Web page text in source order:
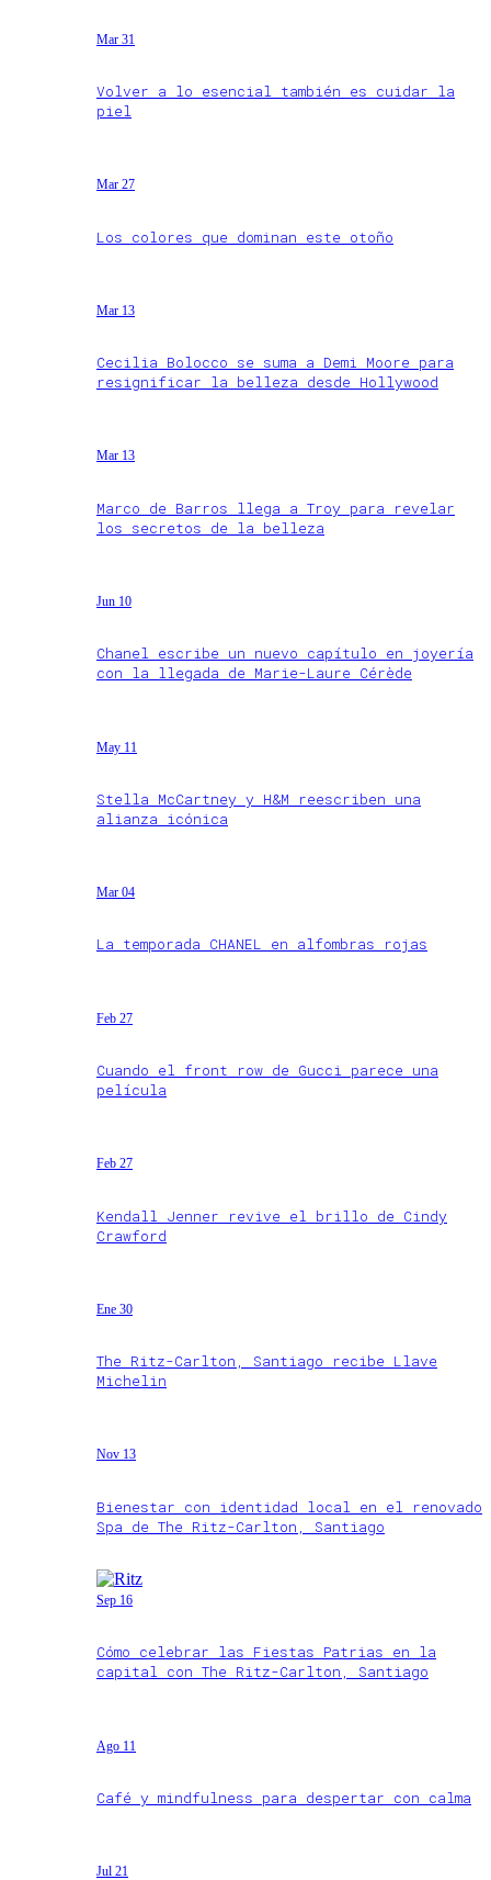
Mar 31
Volver a lo esencial también es cuidar la
piel
Mar 27
Los colores que dominan este otoño
Mar 13
Cecilia Bolocco se suma a Demi Moore para
resignificar la belleza desde Hollywood
Mar 13
Marco de Barros llega a Troy para revelar
los secretos de la belleza
Jun 10
Chanel escribe un nuevo capítulo en joyería
con la llegada de Marie-Laure Cérède
May 11
Stella McCartney y H&M reescriben una
alianza icónica
Mar 04
La temporada CHANEL en alfombras rojas
Feb 27
Cuando el front row de Gucci parece una
película
Feb 27
Kendall Jenner revive el brillo de Cindy
Crawford
Ene 30
The Ritz-Carlton, Santiago recibe Llave
Michelin
Nov 13
Bienestar con identidad local en el renovado
Spa de The Ritz-Carlton, Santiago
Sep 16
Cómo celebrar las Fiestas Patrias en la
capital con The Ritz-Carlton, Santiago
Ago 11
Café y mindfulness para despertar con calma
Jul 21